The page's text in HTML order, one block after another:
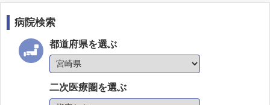
病院検索
都道府県を選ぶ
二次医療圏を選ぶ